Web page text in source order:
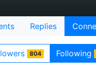
Replies
804 Following